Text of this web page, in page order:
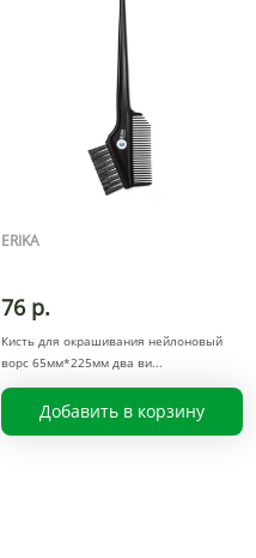
ERIKA
76 р.
Кисть для окрашивания нейлоновый
ворс 65мм*225мм два ви
Добавить в корзину